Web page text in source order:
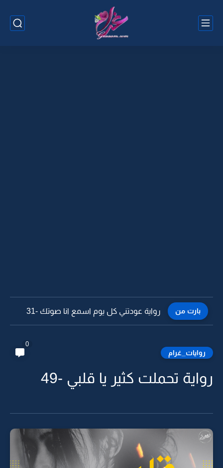
بارت من رواية عودتني كل يوم اسمع انا صوتك -30
روايات_غرام
0
رواية تحملت كثير يا قلبي -49